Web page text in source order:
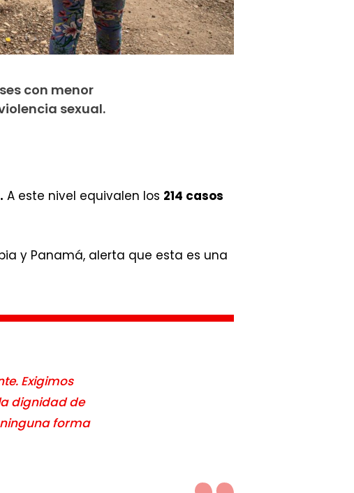
con menor
sexual.
A este nivel equivalen los 214 casos
y Panamá, alerta que esta es una
Exigimos
dignidad de
forma